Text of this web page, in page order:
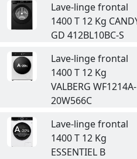
Lave-linge frontal
1400 T 12 Kg
GD 412BL10BC-S
Lave-linge frontal
1400 T 12 Kg
VALBERG WF1214A-
20W566C
Lave-linge frontal
1400 T 12 Kg
ESSENTIEL B